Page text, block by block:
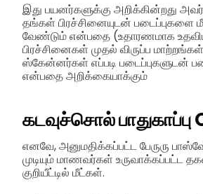
இது பயனர்களுக்கு அறிக்கின்றது
தங்கள் பிரச்சினையுடன்
வேண்டும் என்பதை (உதாரணமாக
பிரச்சினைகள் முதல் விருப்ப
ஸ்கேன்னர்கள் எப்படி படைப்புகளுடன்
என்பதை அறிக்கையாக்கும்
கடவுச்சொல் பாதுகாப்பு
எனவே, அனுமதிக்கப்பட்ட பேருரு
முடியும் மாணவர்கள் உருவாக்கப்பட்ட
குறியீட்டில் மீட்கள்.